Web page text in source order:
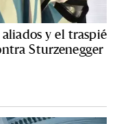
y el traspié
Sturzenegger